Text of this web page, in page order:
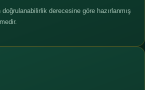
derecesine göre hazırlanmış